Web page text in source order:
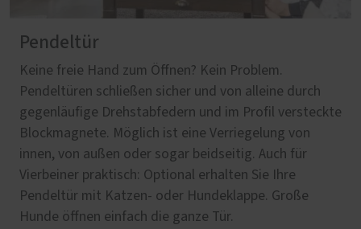
Pendeltür
Keine freie Hand zum Öffnen? Kein Problem.
Pendeltüren schließen sicher und von alleine durch
gegenläufige Drehstabfedern und im Profil versteckte
Blockmagnete. Möglich ist eine Verriegelung von
innen, von außen oder sogar beidseitig. Auch für
Vierbeiner praktisch: Optional erhalten Sie Ihre
Pendeltür mit Katzen- oder Hundeklappe. Große
Hunde öffnen einfach die ganze Tür.